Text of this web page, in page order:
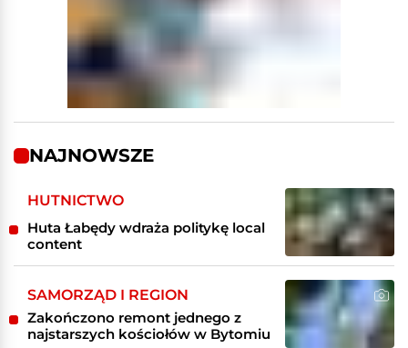
NAJNOWSZE
HUTNICTWO
Huta Łabędy wdraża politykę local
content
SAMORZĄD I REGION
Zakończono remont jednego z
najstarszych kościołów w Bytomiu